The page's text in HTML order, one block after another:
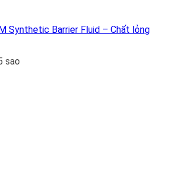
Synthetic Barrier Fluid – Chất lỏng
sao